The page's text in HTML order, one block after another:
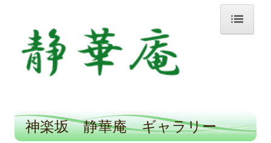
ホーム
小規模多機能ホーム静華庵
ギャラリー
神楽坂 静華庵 ギャラリー